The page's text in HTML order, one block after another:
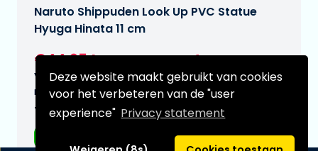
Deze website maakt gebruikt van cookies
voor het verbeteren van de "user
experience" Privacy statement
Naruto Shippuden Look Up PVC Statue
Hyuga Hinata 11 cm
€44,95
Verwachtte leverdatum:
n.v.t.
Type: